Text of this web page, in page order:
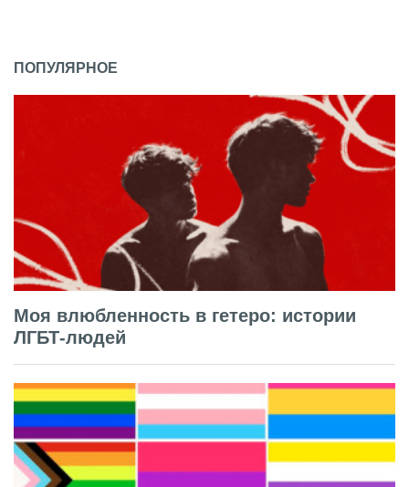
ПОПУЛЯРНОЕ
Моя влюбленность в гетеро: истории
ЛГБТ-людей